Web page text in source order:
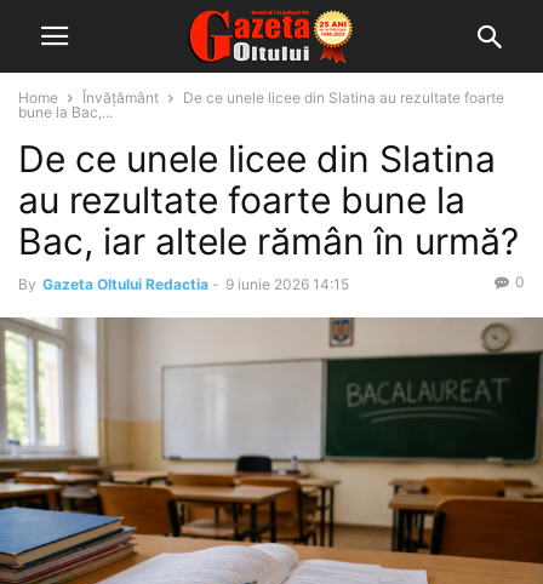
Home Învățământ
De ce unele licee din Slatina au rezultate foarte
bune la Bac,...
De ce unele licee din Slatina
au rezultate foarte bune la
Bac, iar altele rămân în urmă?
By Gazeta Oltului Redactia - 9 iunie 2026 14:15 0